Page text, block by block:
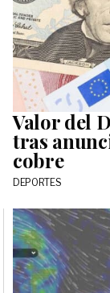
Valor del
tras
cobre
DEPORTES